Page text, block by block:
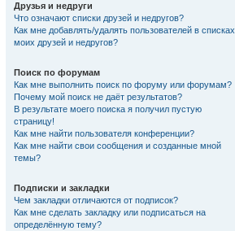
Друзья и недруги
Что означают списки друзей и недругов?
Как мне добавлять/удалять пользователей в списках
моих друзей и недругов?
Поиск по форумам
Как мне выполнить поиск по форуму или форумам?
Почему мой поиск не даёт результатов?
В результате моего поиска я получил пустую
страницу!
Как мне найти пользователя конференции?
Как мне найти свои сообщения и созданные мной
темы?
Подписки и закладки
Чем закладки отличаются от подписок?
Как мне сделать закладку или подписаться на
определённую тему?